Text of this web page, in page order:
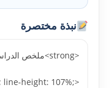
نبذة مختصرة
<strong>ملخص الدراسة</strong>
line-height: 107%;